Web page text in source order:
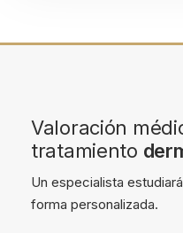
Valoración
tratamiento
Un especialista
forma personalizada.